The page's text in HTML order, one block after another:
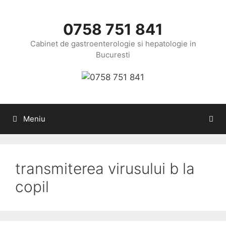
0758 751 841
Cabinet de gastroenterologie si hepatologie in
Bucuresti
Meniu
transmiterea virusului b la
copil